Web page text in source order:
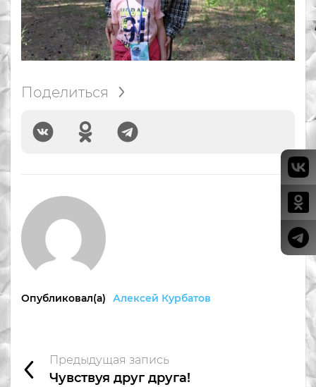
Поделиться
Опубликовал(а) Алексей Курбатов
Предыдущая запись
Чувствуя друг друга!